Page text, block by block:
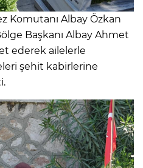
Komutanı Albay Özkan
Başkanı Albay Ahmet
ederek ailelerle
şehit kabirlerine